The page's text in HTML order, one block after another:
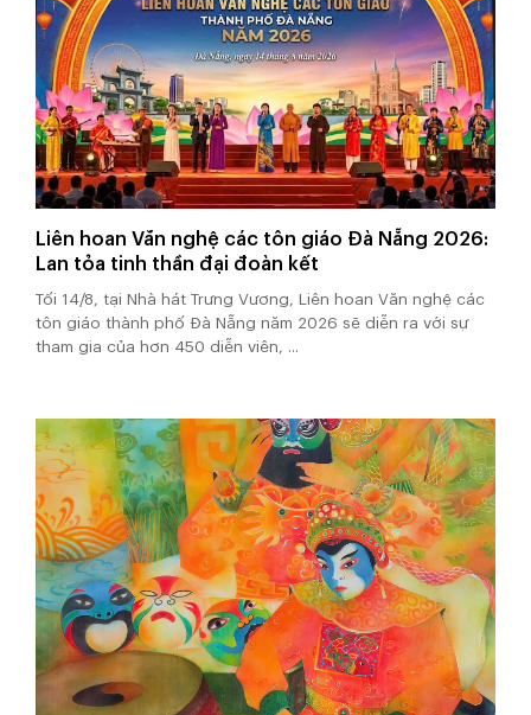
Liên hoan Văn nghệ các tôn giáo Đà Nẵng 2026:
Lan tỏa tinh thần đại đoàn kết
Tối 14/8, tại Nhà hát Trưng Vương, Liên hoan Văn nghệ các
tôn giáo thành phố Đà Nẵng năm 2026 sẽ diễn ra với sự
tham gia của hơn 450 diễn viên, ...